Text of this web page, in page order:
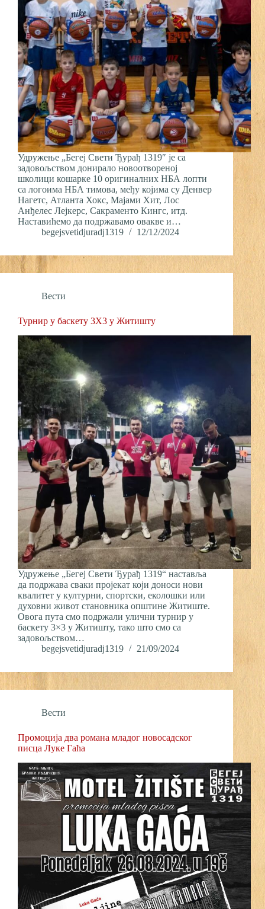
Удружење „Бегеј Свети Ђурађ 1319″ је са
задовољством донирало новоотвореној
школици кошарке 10 оригиналних НБА лопти
са логоима НБА тимова, међу којима су Денвер
Нагетс, Атланта Хокс, Мајами Хит, Лос
Анђелес Лејкерс, Сакраменто Кингс, итд.
Наставићемо да подржавамо овакве и…
begejsvetidjuradj1319
12/12/2024
Вести
Турнир у баскету 3X3 у Житишту
Удружење „Бегеј Свети Ђурађ 1319“ наставља
да подржава сваки пројекат који доноси нови
квалитет у културни, спортски, еколошки или
духовни живот становника општине Житиште.
Овога пута смо подржали улични турнир у
баскету 3×3 у Житишту, тако што смо са
задовољством…
begejsvetidjuradj1319
21/09/2024
Вести
Промоција два романа младог новосадског
писца Луке Гаћа